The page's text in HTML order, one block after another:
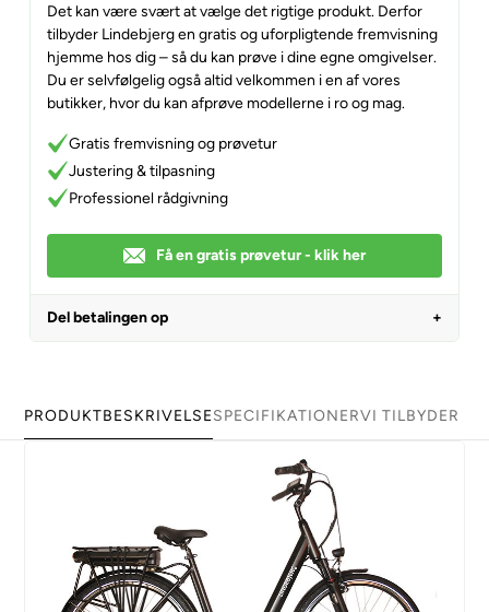
Det kan være svært at vælge det rigtige produkt. Derfor
tilbyder Lindebjerg en gratis og uforpligtende fremvisning
hjemme hos dig – så du kan prøve i dine egne omgivelser.
Du er selvfølgelig også altid velkommen i en af vores
butikker, hvor du kan afprøve modellerne i ro og mag.
Gratis fremvisning og prøvetur
Justering & tilpasning
Professionel rådgivning
Få en gratis prøvetur - klik her
Del betalingen op
PRODUKTBESKRIVELSESPECIFIKATIONERVI TILBYDER